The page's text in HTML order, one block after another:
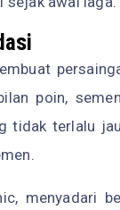
poin,
tidak terlalu
menyadari